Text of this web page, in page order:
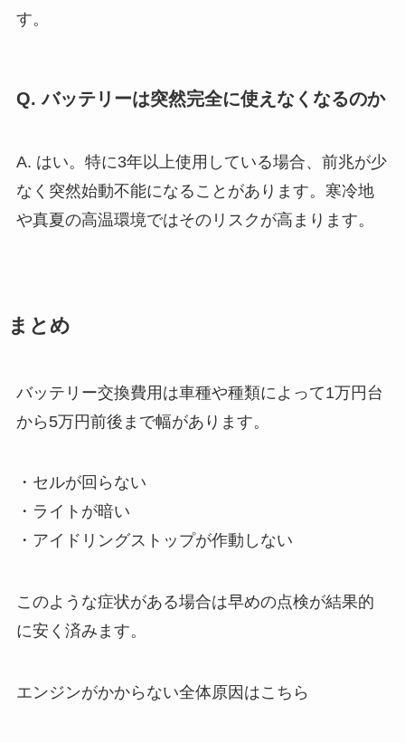
す。
Q. バッテリーは突然完全に使えなくなるのか
A. はい。特に3年以上使用している場合、前兆が少
なく突然始動不能になることがあります。寒冷地
や真夏の高温環境ではそのリスクが高まります。
まとめ
バッテリー交換費用は車種や種類によって1万円台
から5万円前後まで幅があります。
・セルが回らない
・ライトが暗い
・アイドリングストップが作動しない
このような症状がある場合は早めの点検が結果的
に安く済みます。
エンジンがかからない全体原因はこちら